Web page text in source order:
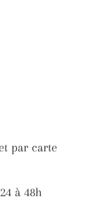
par carte
à 48h